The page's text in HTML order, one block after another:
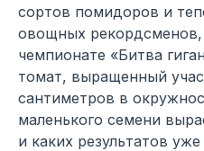
сортов помидоров и
овощных рекордсменов,
чемпионате «Битва
томат, выращенный
сантиметров в
маленького семени
и каких результатов